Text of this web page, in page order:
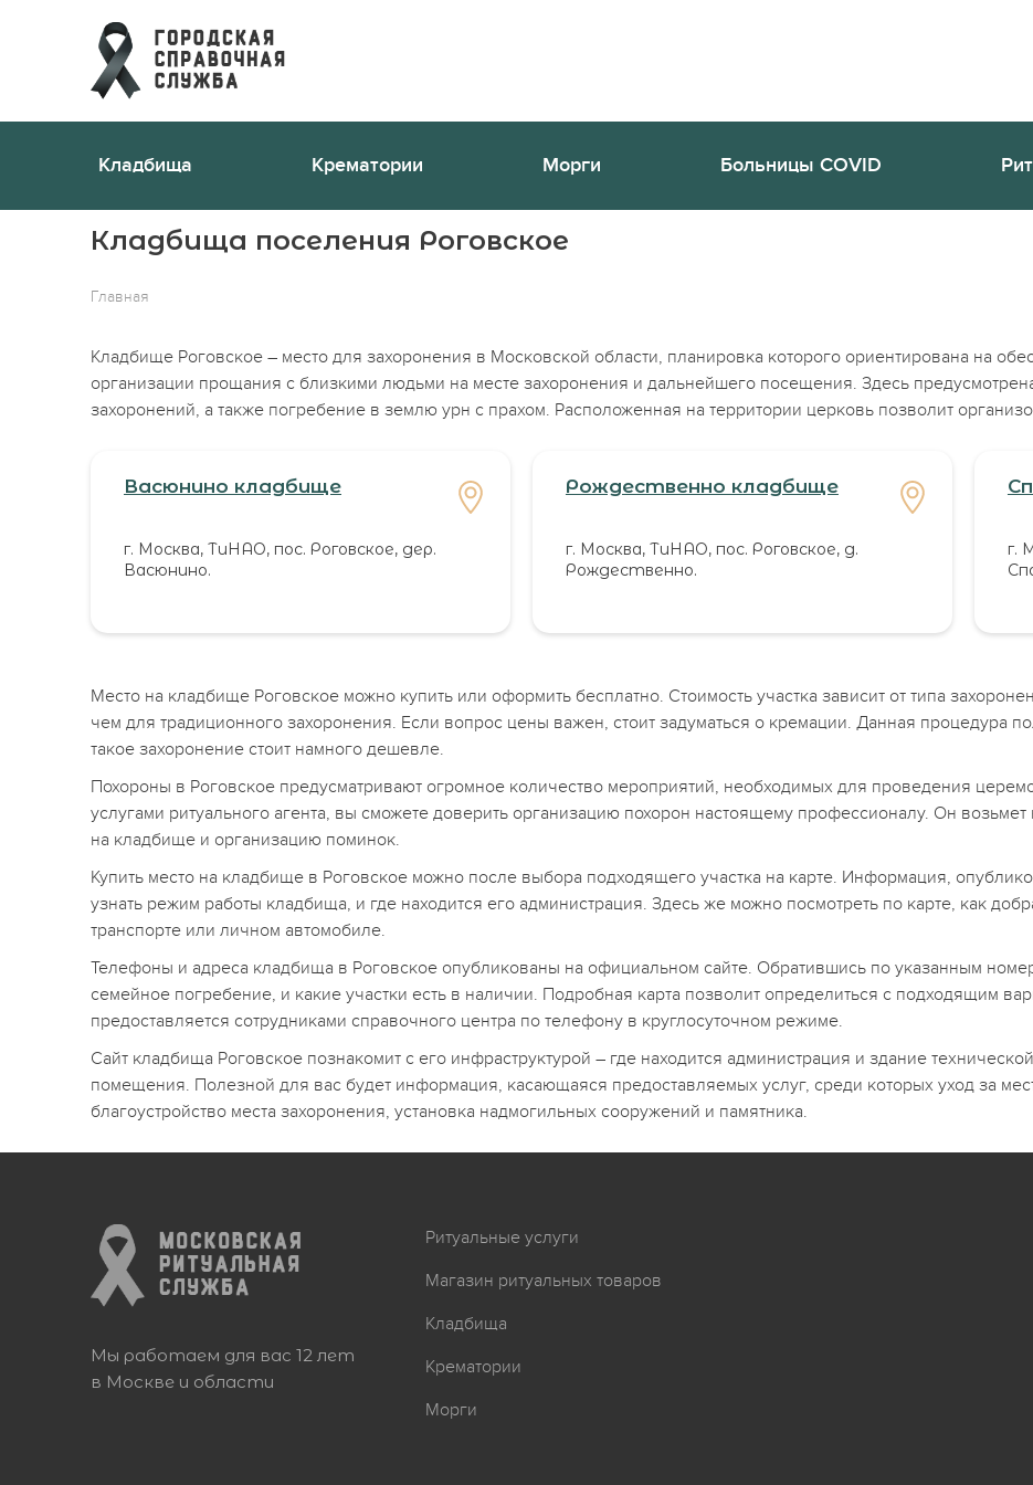
Кладбища Крематории Морги Больницы COVID
Кладбища поселения Роговское
Главная
Кладбище Роговское – место для захоронения в Московской области, планировка которого ориентирована на
организации прощания с близкими людьми на месте захоронения и дальнейшего посещения. Здесь
захоронений, а также погребение в землю урн с прахом. Расположенная на территории церковь позволит
Васюнино кладбище
г. Москва, ТиНАО, пос. Роговское, дер.
Васюнино.
Рождественно кладбище
г. Москва, ТиНАО, пос. Роговское, д.
Рождественно.
г.
Место на кладбище Роговское можно купить или оформить бесплатно. Стоимость участка зависит от типа
чем для традиционного захоронения. Если вопрос цены важен, стоит задуматься о кремации. Данная процедура
такое захоронение стоит намного дешевле.
Похороны в Роговское предусматривают огромное количество мероприятий, необходимых для проведения
услугами ритуального агента, вы сможете доверить организацию похорон настоящему профессионалу. Он
на кладбище и организацию поминок.
Купить место на кладбище в Роговское можно после выбора подходящего участка на карте. Информация,
узнать режим работы кладбища, и где находится его администрация. Здесь же можно посмотреть по карте, как
транспорте или личном автомобиле.
Телефоны и адреса кладбища в Роговское опубликованы на официальном сайте. Обратившись по указанным
семейное погребение, и какие участки есть в наличии. Подробная карта позволит определиться с подходящим
предоставляется сотрудниками справочного центра по телефону в круглосуточном режиме.
Сайт кладбища Роговское познакомит с его инфраструктурой – где находится администрация и здание
помещения. Полезной для вас будет информация, касающаяся предоставляемых услуг, среди которых уход за
благоустройство места захоронения, установка надмогильных сооружений и памятника.
Мы работаем для вас 12 лет
в Москве и области
Ритуальные услуги
Магазин ритуальных товаров
Кладбища
Крематории
Морги